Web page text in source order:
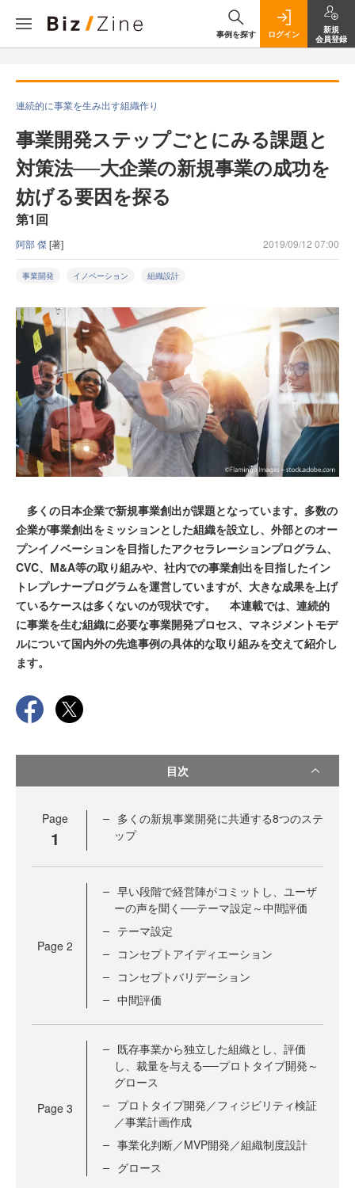
事例を探す ログイン
新規
会員登録
連続的に事業を生み出す組織作り
事業開発ステップごとにみる課題と
対策法──大企業の新規事業の成功を
妨げる要因を探る
第1回
阿部 傑[著] 2019/09/12 07:00
事業開発 イノベーション 組織設計
多くの日本企業で新規事業創出が課題となっています。多数の
企業が事業創出をミッションとした組織を設立し、外部とのオー
プンイノベーションを目指したアクセラレーションプログラム、
CVC、M&A等の取り組みや、社内での事業創出を目指したイン
トレプレナープログラムを運営していますが、大きな成果を上げ
ているケースは多くないのが現状です。 本連載では、連続的
に事業を生む組織に必要な事業開発プロセス、マネジメントモデ
ルについて国内外の先進事例の具体的な取り組みを交えて紹介し
ます。
目次
Page
1
多くの新規事業開発に共通する8つのステ
ップ
Page 2
早い段階で経営陣がコミットし、ユーザ
ーの声を聞く──テーマ設定～中間評価
テーマ設定
コンセプトアイディエーション
コンセプトバリデーション
中間評価
Page 3
既存事業から独立した組織とし、評価
し、裁量を与える──プロトタイプ開発～
グロース
プロトタイプ開発／フィジビリティ検証
／事業計画作成
事業化判断／MVP開発／組織制度設計
グロース